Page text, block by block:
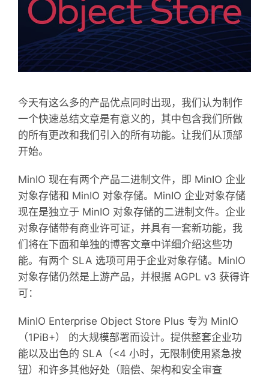
今天有这么多的产品优点同时出现，我们认为制作
一个快速总结文章是有意义的，其中包含我们所做
的所有更改和我们引入的所有功能。让我们从顶部
开始。
MinIO 现在有两个产品二进制文件，即 MinIO 企业
对象存储和 MinIO 对象存储。MinIO 企业对象存储
现在是独立于 MinIO 对象存储的二进制文件。企业
对象存储带有商业许可证，并具有一套新功能，我
们将在下面和单独的博客文章中详细介绍这些功
能。有两个 SLA 选项可用于企业对象存储。MinIO
对象存储仍然是上游产品，并根据 AGPL v3 获得许
可：
MinIO Enterprise Object Store Plus 专为 MinIO
（1PiB+） 的大规模部署而设计。提供整套企业功
能以及出色的 SLA（<4 小时，无限制使用紧急按
钮）和许多其他好处（赔偿、架构和安全审查